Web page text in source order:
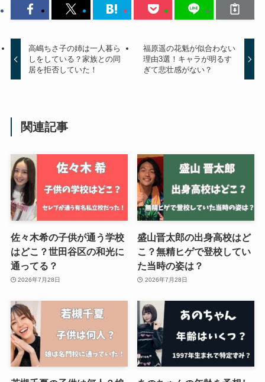
高嶋ちさ子の姉は一人暮ら
しをしている？家族との同
居を拒否していた！
福原遥の花魁が似合わない
理由3選！キャラが明るす
ぎて悲壮感がない？
関連記事
佐々木希の子供が通う学校
はどこ？世田谷区の和光に
通ってる？
2026年7月28日
盛山晋太郎の出身高校はど
こ？無精ヒゲで登校してい
た当時の姿は？
2026年7月28日